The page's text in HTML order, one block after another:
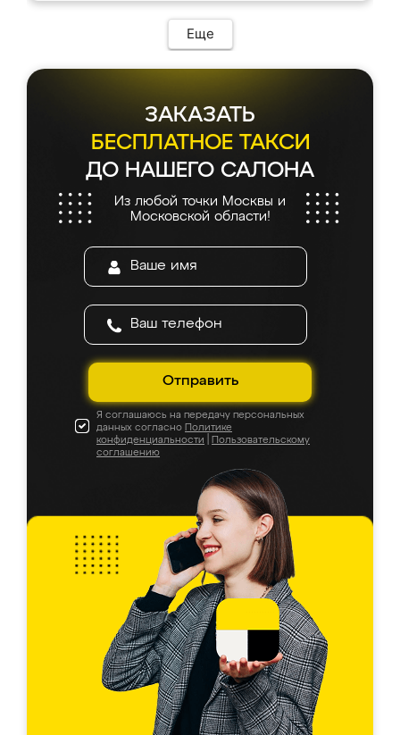
Еще
ЗАКАЗАТЬ
БЕСПЛАТНОЕ ТАКСИ
ДО НАШЕГО САЛОНА
Из любой точки Москвы и
Московской области!
Отправить
Я соглашаюсь на передачу персональных
данных согласно Политике
конфиденциальности
Пользовательскому
соглашению